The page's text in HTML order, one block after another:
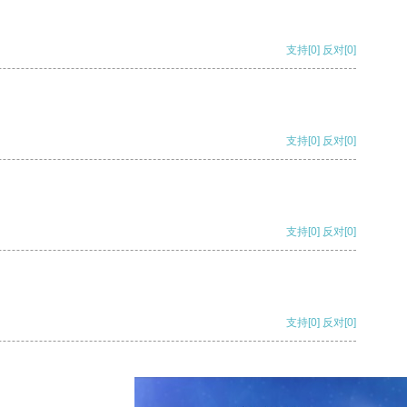
支持[0] 反对[0]
支持[0] 反对[0]
支持[0] 反对[0]
支持[0] 反对[0]